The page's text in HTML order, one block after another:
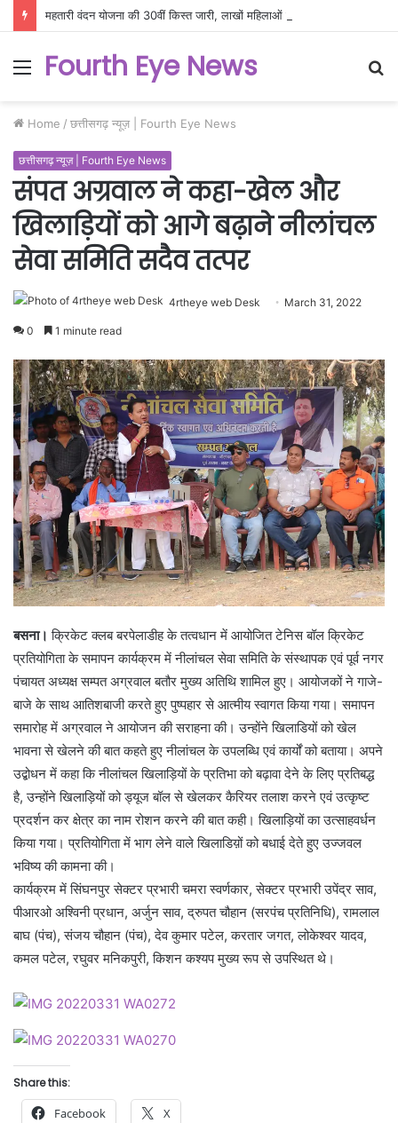
Menu
Fourth Eye News
Home / छत्तीसगढ़ न्यूज़ | Fourth Eye News
छत्तीसगढ़ न्यूज़ | Fourth Eye News
संपत अग्रवाल ने कहा-खेल और
खिलाड़ियों को आगे बढ़ाने नीलांचल
सेवा समिति सदैव तत्पर
4rtheye web Desk March 31, 2022
0 1 minute read
बसना।क्रिकेट क्लब बरपेलाडीह के तत्वधान में आयोजित टेनिस बॉल क्रिकेट
प्रतियोगिता के समापन कार्यक्रम में नीलांचल सेवा समिति के संस्थापक एवं पूर्व नगर
पंचायत अध्यक्ष सम्पत अग्रवाल बतौर मुख्य अतिथि शामिल हुए। आयोजकों ने गाजे-
बाजे के साथ आतिशबाजी करते हुए पुष्पहार से आत्मीय स्वागत किया गया। समापन
समारोह में अग्रवाल ने आयोजन की सराहना की। उन्होंने खिलाडियों को खेल
भावना से खेलने की बात कहते हुए नीलांचल के उपलब्धि एवं कार्यों को बताया। अपने
उद्बोधन में कहा कि नीलांचल खिलाड़ियों के प्रतिभा को बढ़ावा देने के लिए प्रतिबद्ध
है, उन्होंने खिलाड़ियों को ड्यूज बॉल से खेलकर कैरियर तलाश करने एवं उत्कृष्ट
प्रदर्शन कर क्षेत्र का नाम रोशन करने की बात कही। खिलाड़ियों का उत्साहवर्धन
किया गया। प्रतियोगिता में भाग लेने वाले खिलाडिय़ों को बधाई देते हुए उज्जवल
भविष्य की कामना की।
कार्यक्रम में सिंघनपुर सेक्टर प्रभारी चमरा स्वर्णकार, सेक्टर प्रभारी उपेंद्र साव,
पीआरओ अश्विनी प्रधान, अर्जुन साव, द्रुपत चौहान (सरपंच प्रतिनिधि), रामलाल
बाघ (पंच), संजय चौहान (पंच), देव कुमार पटेल, करतार जगत, लोकेश्वर यादव,
कमल पटेल, रघुवर मनिकपुरी, किशन कश्यप मुख्य रूप से उपस्थित थे।
Share this:
Facebook X